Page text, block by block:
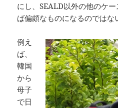
にし、SEALD以外の他のケ
ば偏頗なものになるのではな
例え
ば、
韓国
から
母子
で日